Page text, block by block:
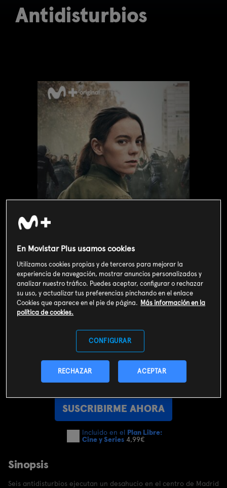
Antidisturbios
4
SOY CLIENTE
SUSCRIBIRME AHORA
Incluido en el Plan Libre:
Cine y Series 4,99€
Sinopsis
Seis antidisturbios ejecutan un desahucio en el centro de Madrid
En Movistar Plus usamos cookies
Utilizamos cookies propias y de terceros para mejorar la
experiencia de navegación, mostrar anuncios personalizados y
analizar nuestro tráfico. Puedes aceptar, configurar o rechazar
su uso, y actualizar tus preferencias pinchando en el enlace
Cookies que aparece en el pie de página. Más información en la
política de cookies.
CONFIGURAR
RECHAZAR ACEPTAR